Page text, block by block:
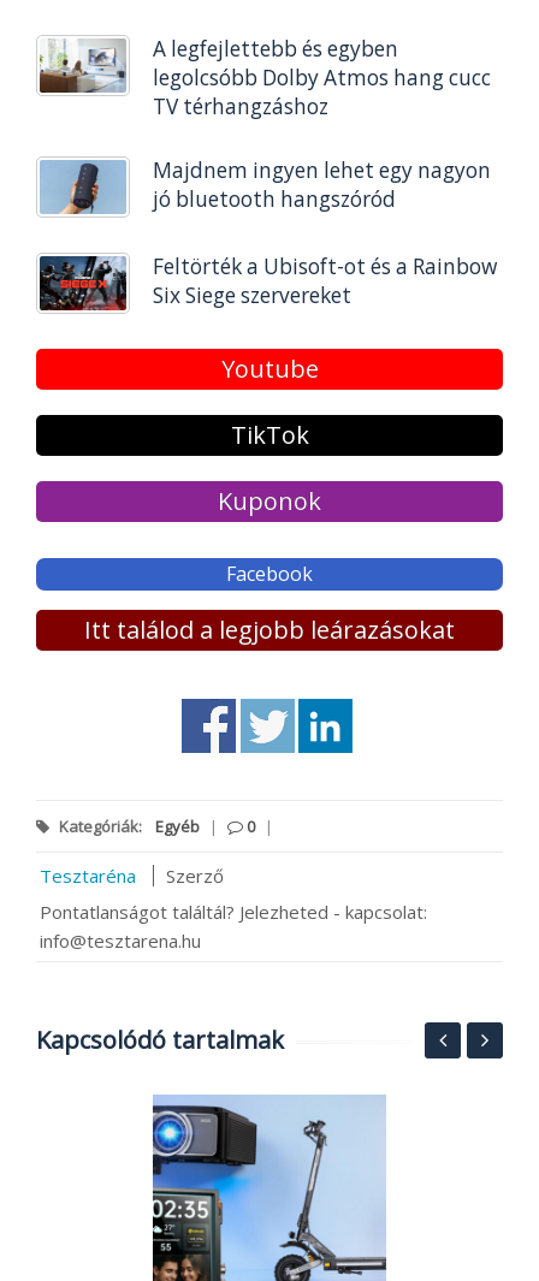
A legfejlettebb és egyben
legolcsóbb Dolby Atmos hang cucc
TV térhangzáshoz
Majdnem ingyen lehet egy nagyon
jó bluetooth hangszóród
Feltörték a Ubisoft-ot és a Rainbow
Six Siege szervereket
Youtube
TikTok
Kuponok
Facebook
Itt találod a legjobb leárazásokat
Kategóriák: Egyéb | 0 |
Tesztaréna
Szerző
Pontatlanságot találtál? Jelezheted - kapcsolat:
info@tesztarena.hu
Kapcsolódó tartalmak